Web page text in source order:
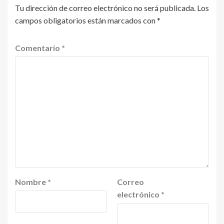
Tu dirección de correo electrónico no será publicada. Los
campos obligatorios están marcados con*
Comentario *
Nombre *
Correo
electrónico *